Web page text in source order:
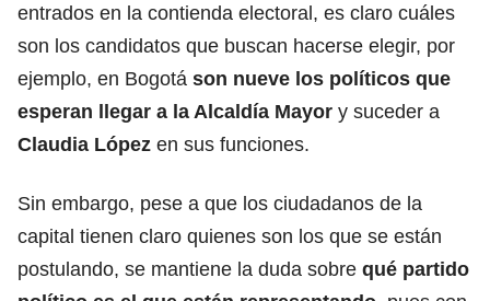
entrados en la contienda electoral, es claro cuáles
son los candidatos que buscan hacerse elegir, por
ejemplo, en Bogotá son nueve los políticos que
esperan llegar a la Alcaldía Mayor y suceder a
Claudia López en sus funciones.
Sin embargo, pese a que los ciudadanos de la
capital tienen claro quienes son los que se están
postulando, se mantiene la duda sobre qué partido